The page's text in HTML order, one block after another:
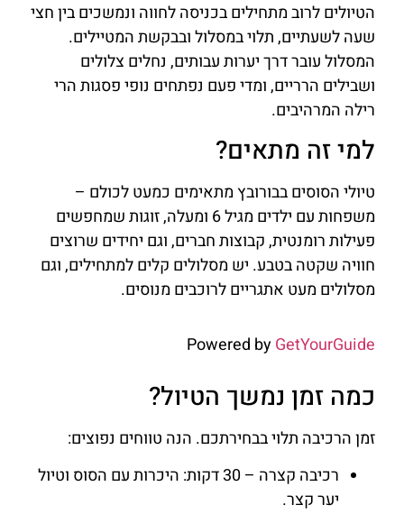
הטיולים לרוב מתחילים בכניסה לחווה ונמשכים בין חצי
שעה לשעתיים, תלוי במסלול ובבקשת המטיילים.
המסלול עובר דרך יערות עבותים, נחלים צלולים
ושבילים הרריים, ומדי פעם נפתחים נופי פסגות הרי
רילה המרהיבים.
למי זה מתאים?
טיולי הסוסים בבורובץ מתאימים כמעט לכולם –
משפחות עם ילדים מגיל 6 ומעלה, זוגות שמחפשים
פעילות רומנטית, קבוצות חברים, וגם יחידים שרוצים
חוויה שקטה בטבע. יש מסלולים קלים למתחילים, וגם
מסלולים מעט אתגריים לרוכבים מנוסים.
Powered byGetYourGuide
כמה זמן נמשך הטיול?
זמן הרכיבה תלוי בבחירתכם. הנה טווחים נפוצים:
רכיבה קצרה – 30 דקות: היכרות עם הסוס וטיול
יער קצר.